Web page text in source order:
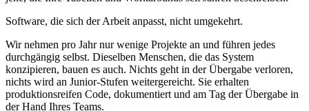
→ Studio
→ Journal
Software, die sich der Arbeit anpasst, nicht umgekehrt.
Wir nehmen pro Jahr nur wenige Projekte an und führen jedes
durchgängig selbst. Dieselben Menschen, die das System
konzipieren, bauen es auch. Nichts geht in der Übergabe verloren,
nichts wird an Junior-Stufen weitergereicht. Sie erhalten
produktionsreifen Code, dokumentiert und am Tag der Übergabe in
der Hand Ihres Teams.